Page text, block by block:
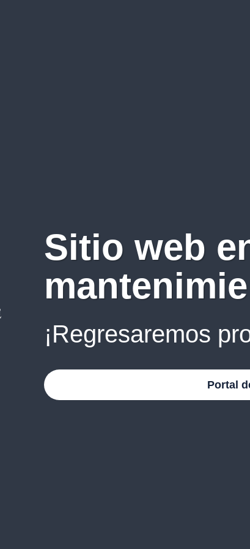
Sitio web
¡Regresaremos
Portal